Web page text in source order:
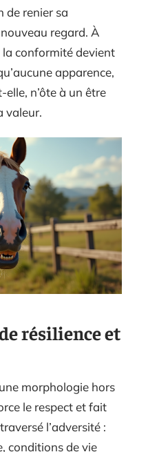
de renier sa
regard. À
la conformité devient
apparence,
n’ôte à un être
valeur.
résilience et
morphologie hors
le respect et fait
l’adversité :
conditions de vie